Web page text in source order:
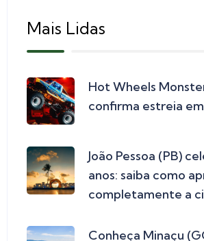
Mais Lidas
Hot Wheels
confirma estreia
João Pessoa (PB)
anos: saiba como
completamente a
Conheça Minaçu